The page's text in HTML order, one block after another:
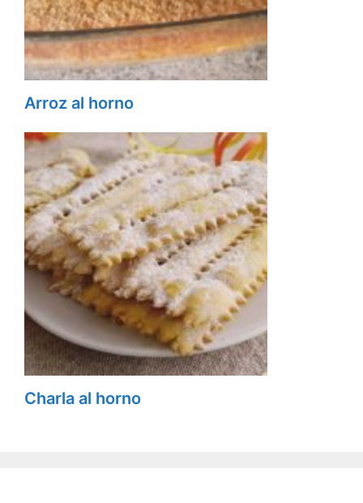
Arroz al horno
Charla al horno